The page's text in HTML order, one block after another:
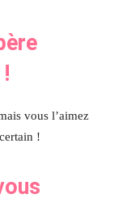
vous l’aimez
!